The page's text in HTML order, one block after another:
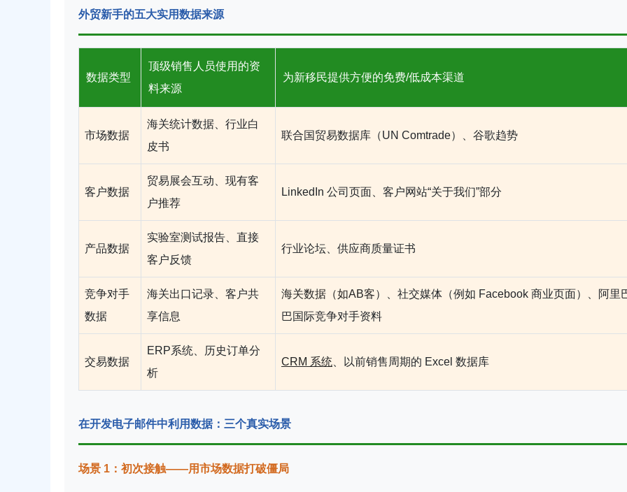
外贸新手的五大实用数据来源
数据类型
顶级销售人员使用的资
料来源
为新移民提供方便的免费/低成本渠道
市场数据
海关统计数据、行业白
皮书
联合国贸易数据库（UN Comtrade）、谷歌趋势
客户数据
贸易展会互动、现有客
户推荐
LinkedIn 公司页面、客户网站“关于我们”部分
产品数据
实验室测试报告、直接
客户反馈
行业论坛、供应商质量证书
竞争对手
数据
海关出口记录、客户共
享信息
海关数据（如AB客）、社交媒体（例如 Facebook 商业页面）、阿里
巴国际竞争对手资料
交易数据
ERP系统、历史订单分
析
CRM 系统 、以前销售周期的 Excel 数据库
在开发电子邮件中利用数据：三个真实场景
场景 1：初次接触——用市场数据打破僵局